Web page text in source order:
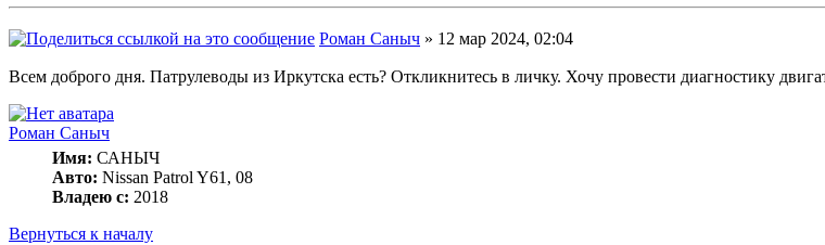
Роман Саныч » 12 мар 2024, 02:04
Всем доброго дня. Патрулеводы из Иркутска есть? Откликнитесь в личку. Хочу провести диагностику
Роман Саныч
Имя: САНЫЧ
Авто: Nissan Patrol Y61, 08
Владею с: 2018
Вернуться к началу